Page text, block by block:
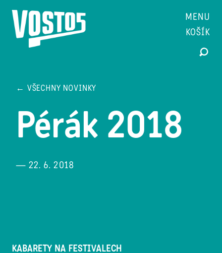
MENU
KOŠÍK
← VŠECHNY NOVINKY
Pérák 2018
— 22. 6. 2018
KABARETY NA FESTIVALECH